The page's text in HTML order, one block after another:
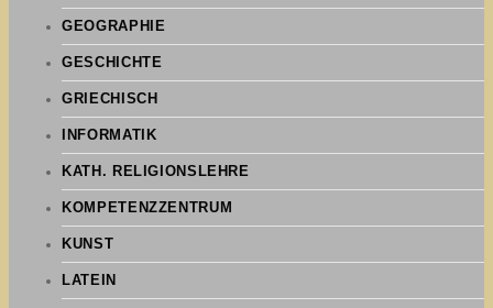
GEOGRAPHIE
GESCHICHTE
GRIECHISCH
INFORMATIK
KATH. RELIGIONSLEHRE
KOMPETENZZENTRUM
KUNST
LATEIN